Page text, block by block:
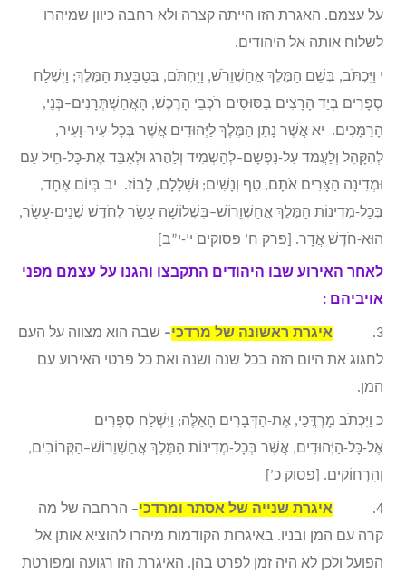
על עצמם. האגרת הזו הייתה קצרה ולא רחבה כיוון שמיהרו
לשלוח אותה אל היהודים.
י וַיִּכְתֹּב, בְּשֵׁם הַמֶּלֶךְ אֲחַשְׁוֵרֹשׁ, וַיַּחְתֹּם, בְּטַבַּעַת הַמֶּלֶךְ; וַיִּשְׁלַח
סְפָרִים בְּיַד הָרָצִים בַּסּוּסִים רֹכְבֵי הָרֶכֶשׁ, הָאֲחַשְׁתְּרָנִים–בְּנֵי,
הָרַמָּכִים. יא אֲשֶׁר נָתַן הַמֶּלֶךְ לַיְּהוּדִים אֲשֶׁר בְּכָל-עִיר-וָעִיר,
לְהִקָּהֵל וְלַעֲמֹד עַל-נַפְשָׁם–לְהַשְׁמִיד וְלַהֲרֹג וּלְאַבֵּד אֶת-כָּל-חֵיל עַם
וּמְדִינָה הַצָּרִים אֹתָם, טַף וְנָשִׁים; וּשְׁלָלָם, לָבוֹז. יב בְּיוֹם אֶחָד,
בְּכָל-מְדִינוֹת הַמֶּלֶךְ אֲחַשְׁוֵרוֹשׁ–בִּשְׁלוֹשָׁה עָשָׂר לְחֹדֶשׁ שְׁנֵים-עָשָׂר,
הוּא-חֹדֶשׁ אֲדָר. [פרק ח’ פסוקים י’-י”ב]
לאחר האירוע שבו היהודים התקבצו והגנו על עצמם מפני
אויביהם :
3. איגרת ראשונה של מרדכי– שבה הוא מצווה על העם
לחגוג את היום הזה בכל שנה ושנה ואת כל פרטי האירוע עם
המן.
כ וַיִּכְתֹּב מָרְדֳּכַי, אֶת-הַדְּבָרִים הָאֵלֶּה; וַיִּשְׁלַח סְפָרִים
אֶל-כָּל-הַיְּהוּדִים, אֲשֶׁר בְּכָל-מְדִינוֹת הַמֶּלֶךְ אֲחַשְׁוֵרוֹשׁ–הַקְּרוֹבִים,
וְהָרְחוֹקִים. [פסוק כ’]
4. איגרת שנייה של אסתר ומרדכי– הרחבה של מה
קרה עם המן ובניו. באיגרות הקודמות מיהרו להוציא אותן אל
הפועל ולכן לא היה זמן לפרט בהן. האיגרת הזו רגועה ומפורטת